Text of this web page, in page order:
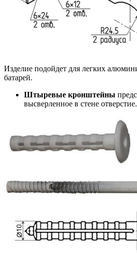
Изделие подойдет для легких
батарей.
Штыревые кронштейны
высверленное в стене